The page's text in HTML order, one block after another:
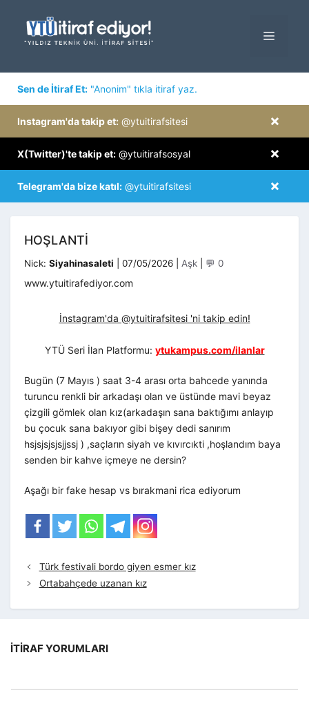
MENÜ
Sen de İtiraf Et: "Anonim" tıkla itiraf yaz.
×
Instagram'da takip et: @ytuitirafsitesi
×
X(Twitter)'te takip et: @ytuitirafsosyal
×
Telegram'da bize katıl: @ytuitirafsitesi
HOŞLANTI
Nick: Siyahinasaleti 07/05/2026 Kategoriler
Aşk 💬 0
www.ytuitirafediyor.com
İnstagram'da @ytuitirafsitesi 'ni takip edin!
YTÜ Seri İlan Platformu: ytukampus.com/ilanlar
Bugün (7 Mayıs ) saat 3-4 arası orta bahcede yanında
turuncu renkli bir arkadaşı olan ve üstünde mavi beyaz
çizgili gömlek olan kız(arkadaşın sana baktığımı anlayıp
bu çocuk sana bakıyor gibi bişey dedi sanırım
hsjsjsjsjsjjssj ) ,saçların siyah ve kıvırcıkti ,hoşlandım baya
senden bir kahve içmeye ne dersin?
Aşağı bir fake hesap vs bırakmani rica ediyorum
Türk festivali bordo giyen esmer kız
Ortabahçede uzanan kız
İTIRAF YORUMLARI